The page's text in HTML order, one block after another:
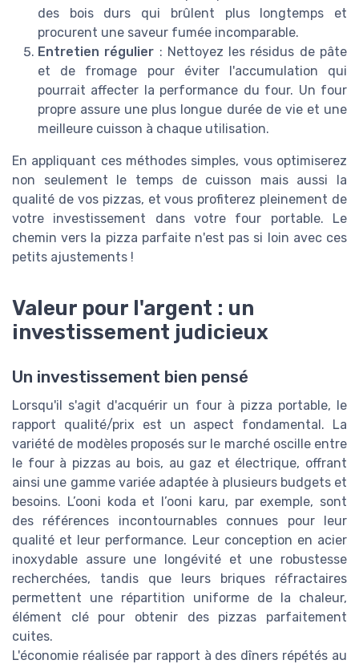
des bois durs qui brûlent plus longtemps et
procurent une saveur fumée incomparable.
Entretien régulier : Nettoyez les résidus de pâte
et de fromage pour éviter l'accumulation qui
pourrait affecter la performance du four. Un four
propre assure une plus longue durée de vie et une
meilleure cuisson à chaque utilisation.
En appliquant ces méthodes simples, vous optimiserez
non seulement le temps de cuisson mais aussi la
qualité de vos pizzas, et vous profiterez pleinement de
votre investissement dans votre four portable. Le
chemin vers la pizza parfaite n'est pas si loin avec ces
petits ajustements !
Valeur pour l'argent : un
investissement judicieux
Un investissement bien pensé
Lorsqu'il s'agit d'acquérir un four à pizza portable, le
rapport qualité/prix est un aspect fondamental. La
variété de modèles proposés sur le marché oscille entre
le four à pizzas au bois, au gaz et électrique, offrant
ainsi une gamme variée adaptée à plusieurs budgets et
besoins. L’ooni koda et l’ooni karu, par exemple, sont
des références incontournables connues pour leur
qualité et leur performance. Leur conception en acier
inoxydable assure une longévité et une robustesse
recherchées, tandis que leurs briques réfractaires
permettent une répartition uniforme de la chaleur,
élément clé pour obtenir des pizzas parfaitement
cuites.
L'économie réalisée par rapport à des dîners répétés au